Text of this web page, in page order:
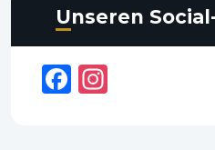
Unseren
Facebook